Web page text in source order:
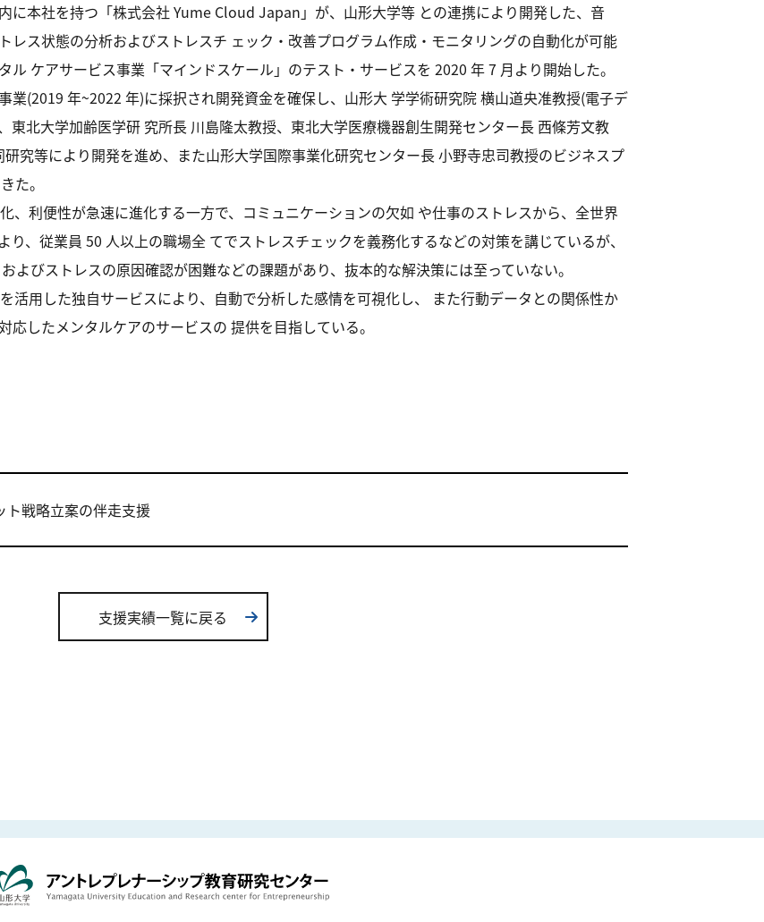
に本社を持つ「株式会社 Yume Cloud Japan」が、山形大学等 との連携により開発した、音
レス状態の分析およびストレスチ ェック・改善プログラム作成・モニタリングの自動化が可能
ケアサービス事業「マインドスケール」のテスト・サービスを 2020 年 7 月より開始した。
(2019 年~2022 年)に採択され開発資金を確保し、山形大 学学術研究院 横山道央准教授(電子デ
東北大学加齢医学研 究所長 川島隆太教授、東北大学医療機器創生開発センター長 西條芳文教
究等により開発を進め、また山形大学国際事業化研究センター長 小野寺忠司教授のビジネスプ
た。
、利便性が急速に進化する一方で、コミュニケーションの欠如 や仕事のストレスから、全世界
、従業員 50 人以上の職場全 てでストレスチェックを義務化するなどの対策を講じているが、
よびストレスの原因確認が困難などの課題があり、抜本的な解決策には至っていない。
用した独自サービスにより、自動で分析した感情を可視化し、 また行動データとの関係性か
したメンタルケアのサービスの 提供を目指している。
ト戦略立案の伴走支援
支援実績一覧に戻る